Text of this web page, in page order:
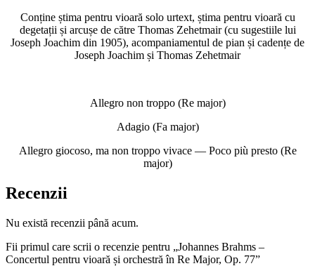
Conține știma pentru vioară solo urtext, știma pentru vioară cu
degetații și arcușe de către Thomas Zehetmair (cu sugestiile lui
Joseph Joachim din 1905), acompaniamentul de pian și cadențe de
Joseph Joachim și Thomas Zehetmair
Allegro non troppo (Re major)
Adagio (Fa major)
Allegro giocoso, ma non troppo vivace — Poco più presto (Re
major)
Recenzii
Nu există recenzii până acum.
Fii primul care scrii o recenzie pentru „Johannes Brahms –
Concertul pentru vioară și orchestră în Re Major, Op. 77”